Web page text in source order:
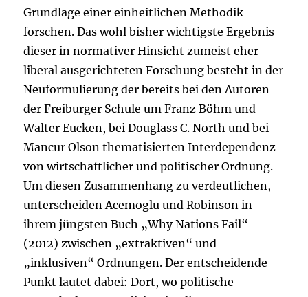
Grundlage einer einheitlichen Methodik
forschen. Das wohl bisher wichtigste Ergebnis
dieser in normativer Hinsicht zumeist eher
liberal ausgerichteten Forschung besteht in der
Neuformulierung der bereits bei den Autoren
der Freiburger Schule um Franz Böhm und
Walter Eucken, bei Douglass C. North und bei
Mancur Olson thematisierten Interdependenz
von wirtschaftlicher und politischer Ordnung.
Um diesen Zusammenhang zu verdeutlichen,
unterscheiden Acemoglu und Robinson in
ihrem jüngsten Buch „Why Nations Fail“
(2012) zwischen „extraktiven“ und
„inklusiven“ Ordnungen. Der entscheidende
Punkt lautet dabei: Dort, wo politische